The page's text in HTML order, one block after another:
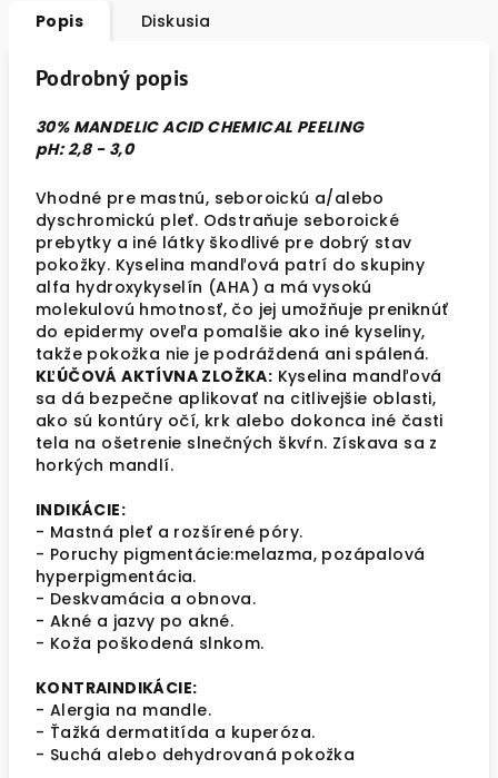
Popis Diskusia
Podrobný popis
30% MANDELIC ACID CHEMICAL PEELING
pH: 2,8 - 3,0
Vhodné pre mastnú, seboroickú a/alebo
dyschromickú pleť. Odstraňuje seboroické
prebytky a iné látky škodlivé pre dobrý stav
pokožky. Kyselina mandľová patrí do skupiny
alfa hydroxykyselín (AHA) a má vysokú
molekulovú hmotnosť, čo jej umožňuje preniknúť
do epidermy oveľa pomalšie ako iné kyseliny,
takže pokožka nie je podráždená ani spálená.
KĽÚČOVÁ AKTÍVNA ZLOŽKA: Kyselina mandľová
sa dá bezpečne aplikovať na citlivejšie oblasti,
ako sú kontúry očí, krk alebo dokonca iné časti
tela na ošetrenie slnečných škvŕn. Získava sa z
horkých mandlí.
INDIKÁCIE:
- Mastná pleť a rozšírené póry.
- Poruchy pigmentácie:melazma, pozápalová
hyperpigmentácia.
- Deskvamácia a obnova.
- Akné a jazvy po akné.
- Koža poškodená slnkom.
KONTRAINDIKÁCIE:
- Alergia na mandle.
- Ťažká dermatitída a kuperóza.
- Suchá alebo dehydrovaná pokožka